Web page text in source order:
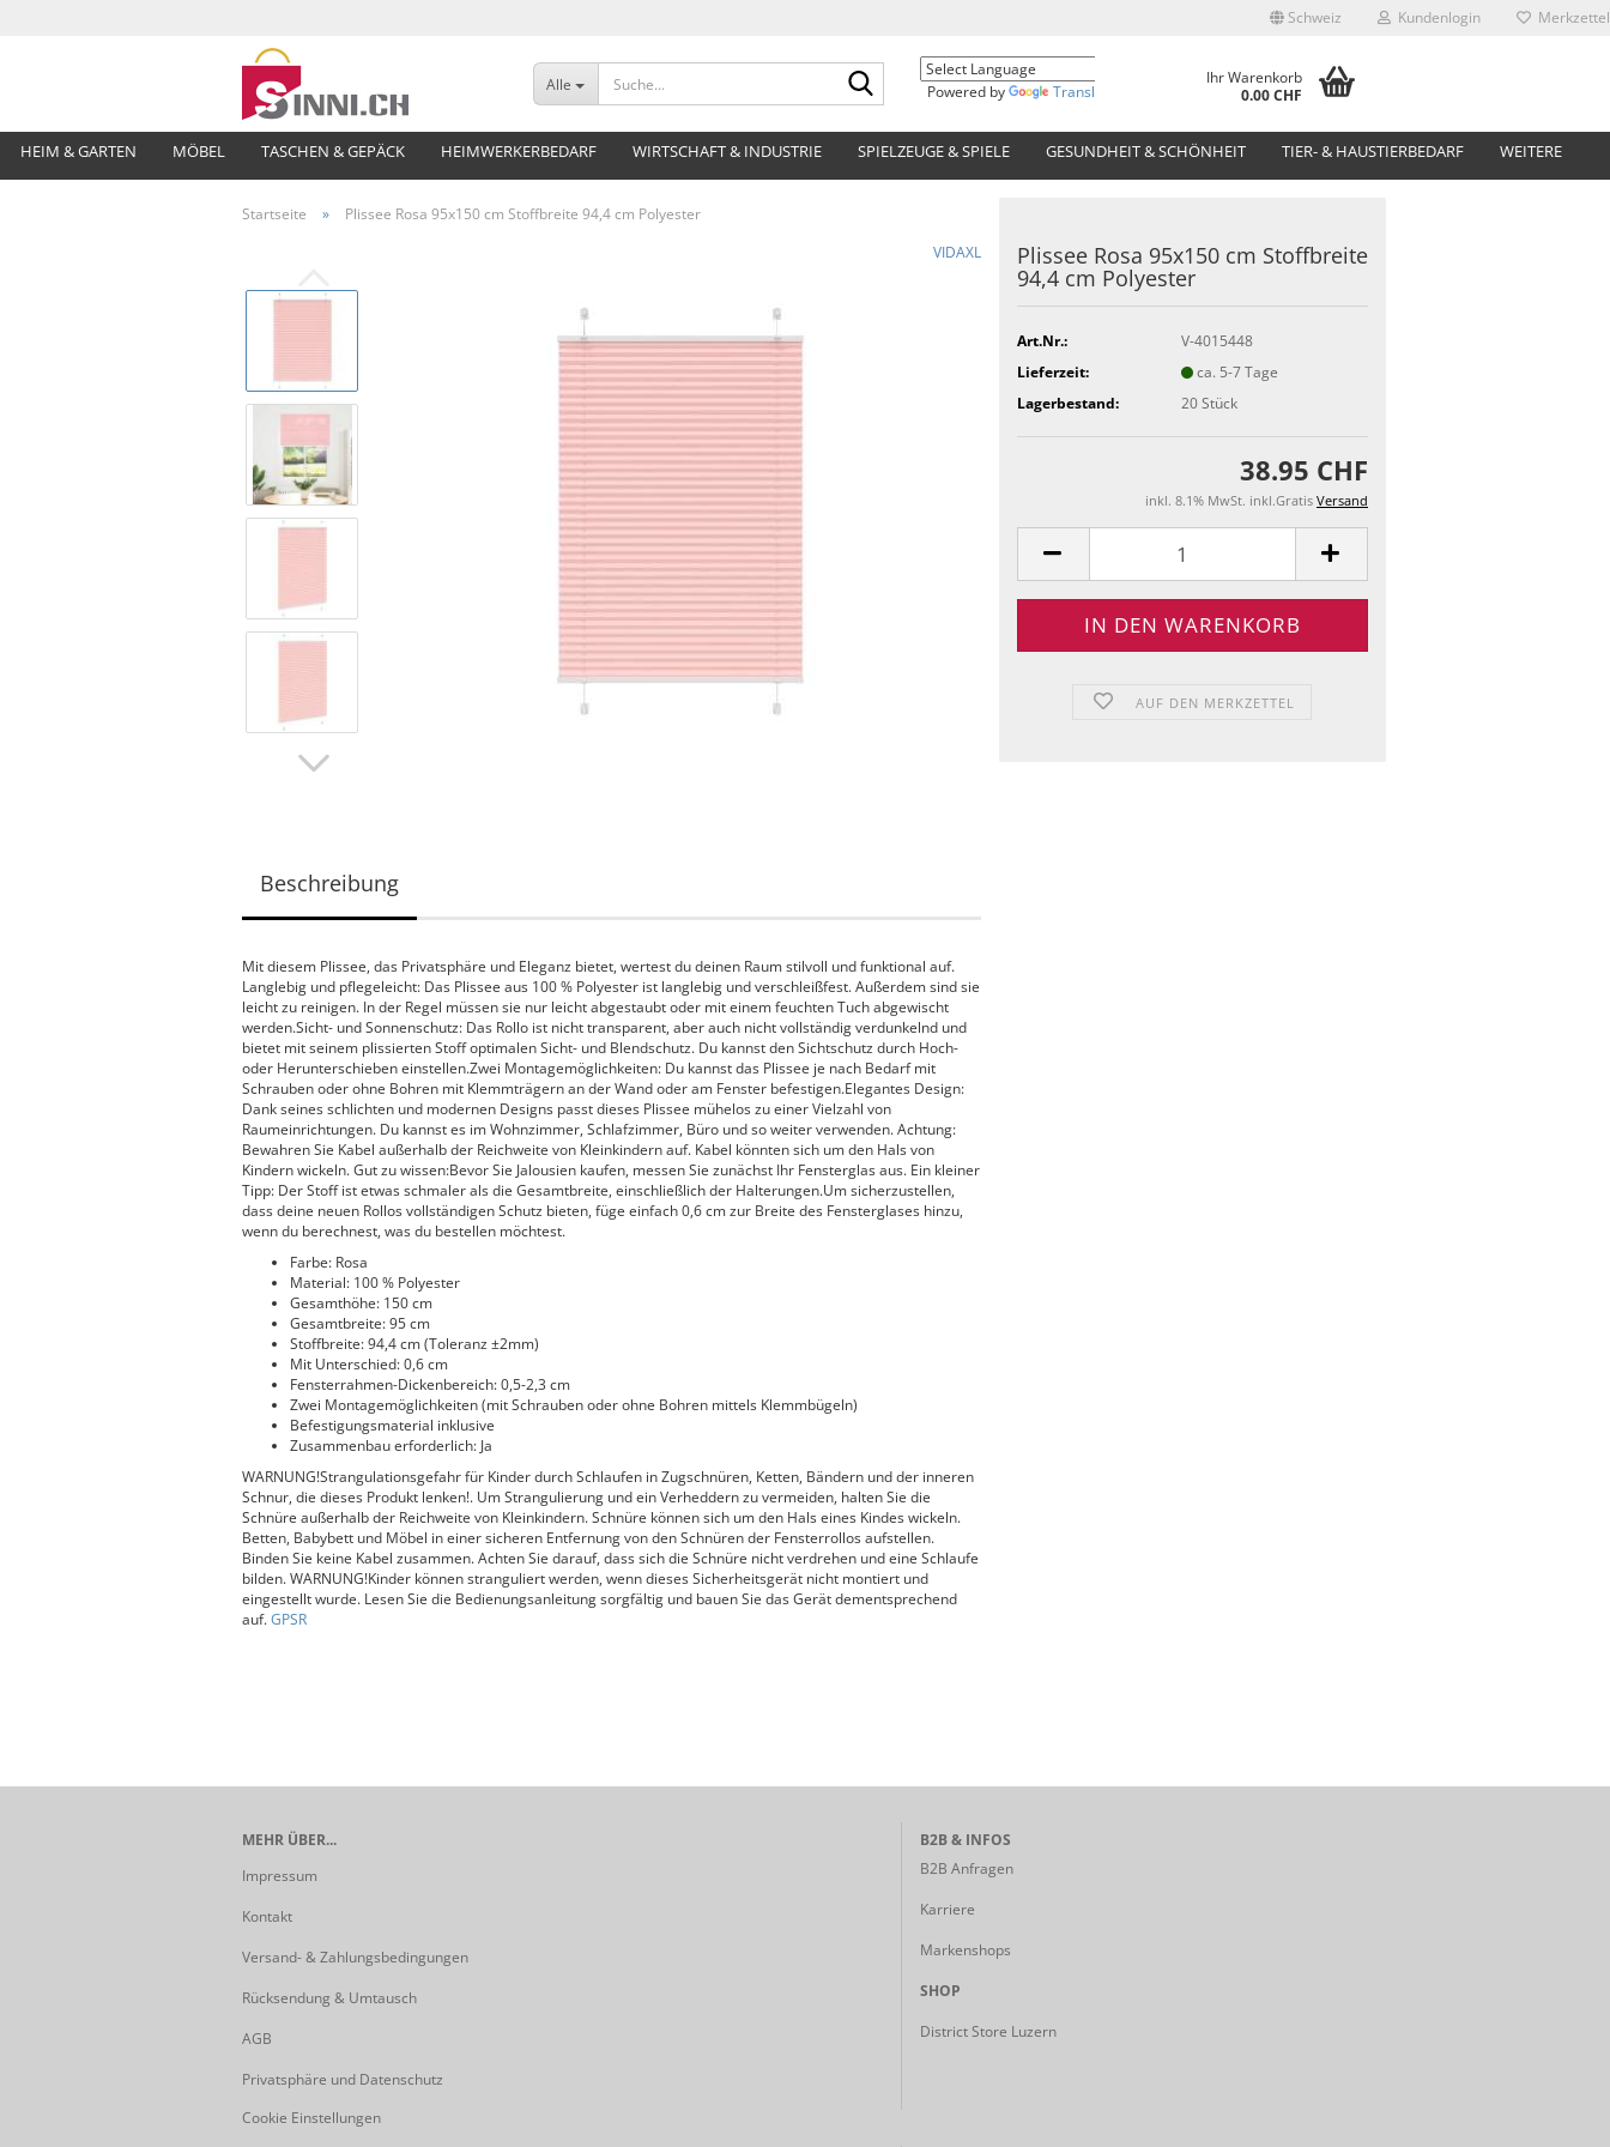
Schweiz Kundenlogin Merkzettel
Alle
Suche...
Powered by
Translate
Ihr Warenkorb
0.00 CHF
HEIM & GARTEN MÖBEL TASCHEN & GEPÄCK HEIMWERKERBEDARF WIRTSCHAFT & INDUSTRIE SPIELZEUGE & SPIELE GESUNDHEIT & SCHÖNHEIT TIER- & HAUSTIERBEDARF WEITERE
Startseite »
Plissee Rosa 95x150 cm Stoffbreite 94,4 cm Polyester
VIDAXL
Plissee Rosa 95x150 cm Stoffbreite
94,4 cm Polyester
Art.Nr.:
V-4015448
Lieferzeit:
ca. 5-7 Tage
Lagerbestand:
20Stück
38.95 CHF
inkl. 8.1% MwSt. inkl.Gratis Versand
AUF DEN MERKZETTEL
Beschreibung
Mit diesem Plissee, das Privatsphäre und Eleganz bietet, wertest du deinen Raum stilvoll und funktional auf.
Langlebig und pflegeleicht: Das Plissee aus 100 % Polyester ist langlebig und verschleißfest. Außerdem sind sie
leicht zu reinigen. In der Regel müssen sie nur leicht abgestaubt oder mit einem feuchten Tuch abgewischt
werden.Sicht- und Sonnenschutz: Das Rollo ist nicht transparent, aber auch nicht vollständig verdunkelnd und
bietet mit seinem plissierten Stoff optimalen Sicht- und Blendschutz. Du kannst den Sichtschutz durch Hoch-
oder Herunterschieben einstellen.Zwei Montagemöglichkeiten: Du kannst das Plissee je nach Bedarf mit
Schrauben oder ohne Bohren mit Klemmträgern an der Wand oder am Fenster befestigen.Elegantes Design:
Dank seines schlichten und modernen Designs passt dieses Plissee mühelos zu einer Vielzahl von
Raumeinrichtungen. Du kannst es im Wohnzimmer, Schlafzimmer, Büro und so weiter verwenden. Achtung:
Bewahren Sie Kabel außerhalb der Reichweite von Kleinkindern auf. Kabel könnten sich um den Hals von
Kindern wickeln. Gut zu wissen:Bevor Sie Jalousien kaufen, messen Sie zunächst Ihr Fensterglas aus. Ein kleiner
Tipp: Der Stoff ist etwas schmaler als die Gesamtbreite, einschließlich der Halterungen.Um sicherzustellen,
dass deine neuen Rollos vollständigen Schutz bieten, füge einfach 0,6 cm zur Breite des Fensterglases hinzu,
wenn du berechnest, was du bestellen möchtest.
Farbe: Rosa
Material: 100 % Polyester
Gesamthöhe: 150 cm
Gesamtbreite: 95 cm
Stoffbreite: 94,4 cm (Toleranz ±2mm)
Mit Unterschied: 0,6 cm
Fensterrahmen-Dickenbereich: 0,5-2,3 cm
Zwei Montagemöglichkeiten (mit Schrauben oder ohne Bohren mittels Klemmbügeln)
Befestigungsmaterial inklusive
Zusammenbau erforderlich: Ja
WARNUNG!Strangulationsgefahr für Kinder durch Schlaufen in Zugschnüren, Ketten, Bändern und der inneren
Schnur, die dieses Produkt lenken!. Um Strangulierung und ein Verheddern zu vermeiden, halten Sie die
Schnüre außerhalb der Reichweite von Kleinkindern. Schnüre können sich um den Hals eines Kindes wickeln.
Betten, Babybett und Möbel in einer sicheren Entfernung von den Schnüren der Fensterrollos aufstellen.
Binden Sie keine Kabel zusammen. Achten Sie darauf, dass sich die Schnüre nicht verdrehen und eine Schlaufe
bilden. WARNUNG!Kinder können stranguliert werden, wenn dieses Sicherheitsgerät nicht montiert und
eingestellt wurde. Lesen Sie die Bedienungsanleitung sorgfältig und bauen Sie das Gerät dementsprechend
auf.GPSR
MEHR ÜBER...
Impressum
Kontakt
Versand- & Zahlungsbedingungen
Rücksendung & Umtausch
AGB
Privatsphäre und Datenschutz
Cookie Einstellungen
B2B & INFOS
B2B Anfragen
Karriere
Markenshops
SHOP
District Store Luzern